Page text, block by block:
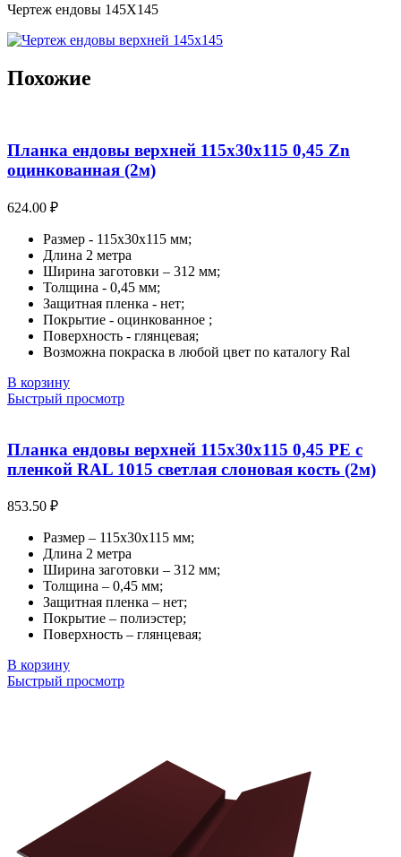
Чертеж ендовы 145Х145
Похожие
Планка ендовы верхней 115х30х115 0,45 Zn
оцинкованная (2м)
624.00 ₽
Размер - 115х30х115 мм;
Длина 2 метра
Ширина заготовки – 312 мм;
Толщина - 0,45 мм;
Защитная пленка - нет;
Покрытие - оцинкованное ;
Поверхность - глянцевая;
Возможна покраска в любой цвет по каталогу Ral
В корзину
Быстрый просмотр
Планка ендовы верхней 115х30х115 0,45 PE с
пленкой RAL 1015 светлая слоновая кость (2м)
853.50 ₽
Размер – 115х30х115 мм;
Длина 2 метра
Ширина заготовки – 312 мм;
Толщина – 0,45 мм;
Защитная пленка – нет;
Покрытие – полиэстер;
Поверхность – глянцевая;
В корзину
Быстрый просмотр